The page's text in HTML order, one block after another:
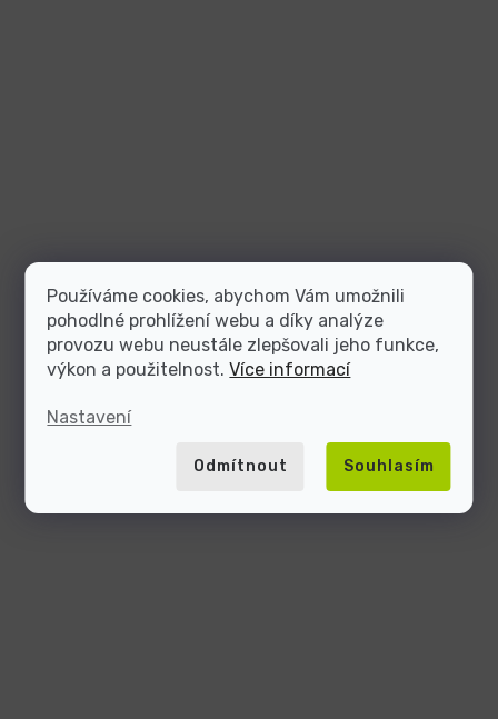
Používáme cookies, abychom Vám umožnili
pohodlné prohlížení webu a díky analýze
provozu webu neustále zlepšovali jeho funkce,
výkon a použitelnost.Více informací
Nastavení
Odmítnout Souhlasím